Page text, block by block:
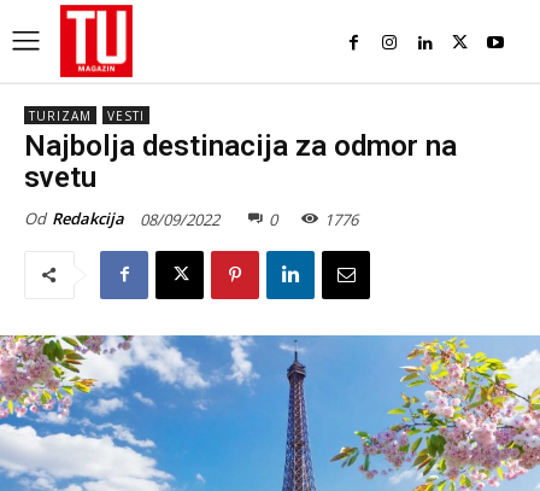
TURIZAM VESTI
Najbolja destinacija za odmor na
svetu
Od Redakcija 08/09/2022 0 1776